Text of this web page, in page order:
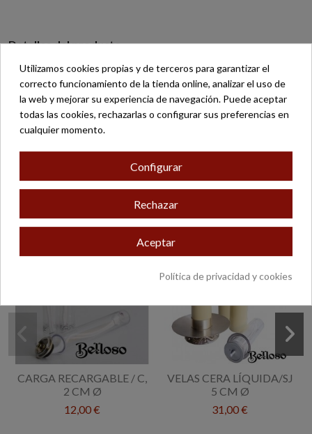
Detalles del producto
Reviews(0)
Referencia11373
11 otros productos en la misma categoría:
CARGA RECARGABLE / C,
2 CM Ø
12,00 €
VELAS CERA LÍQUIDA/SJ
5 CM Ø
31,00 €
Utilizamos cookies propias y de terceros para garantizar el
correcto funcionamiento de la tienda online, analizar el uso de
la web y mejorar su experiencia de navegación. Puede aceptar
todas las cookies, rechazarlas o configurar sus preferencias en
cualquier momento.
Configurar
Rechazar
Aceptar
Política de privacidad y cookies